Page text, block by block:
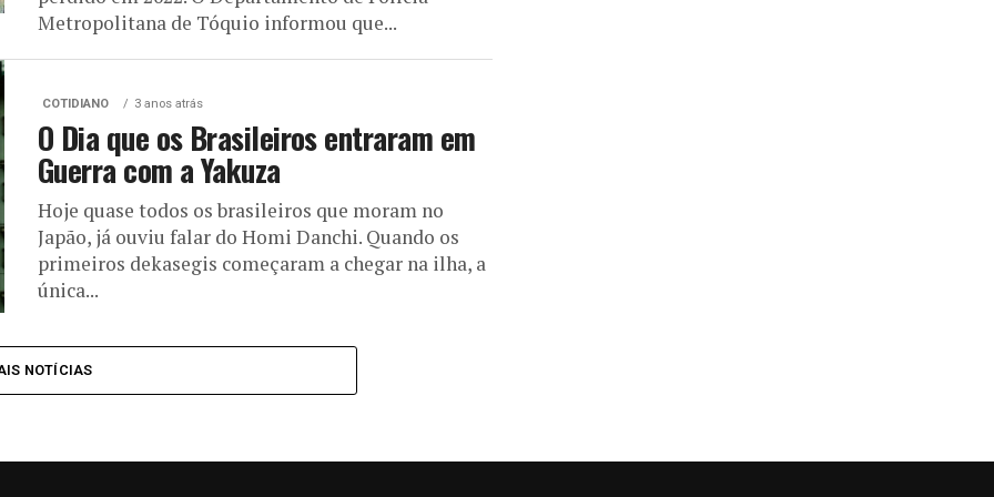
Metropolitana de Tóquio informou que...
COTIDIANO 3 anos atrás
O Dia que os Brasileiros entraram em
Guerra com a Yakuza
Hoje quase todos os brasileiros que moram no
Japão, já ouviu falar do Homi Danchi. Quando os
primeiros dekasegis começaram a chegar na ilha, a
única...
NOTÍCIAS